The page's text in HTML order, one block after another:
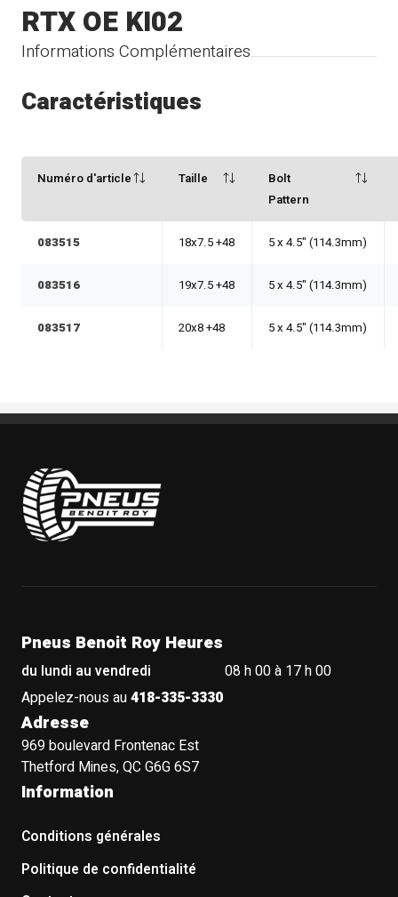
Informations Complémentaires
RTX OE KI02
Caractéristiques
Numéro d'article Taille
Bolt
Pattern
083515 18x7.5 +48 5 x 4.5" (114.3mm)
083516 19x7.5 +48 5 x 4.5" (114.3mm)
083517 20x8 +48 5 x 4.5" (114.3mm)
Pneus Benoit Roy
Pneus Benoit Roy Heures
du lundi au vendredi
08 h 00 à 17 h 00
Appelez-nous au418-335-3330
Adresse
969 boulevard Frontenac Est
Thetford Mines, QC G6G 6S7
Information
Conditions générales
Politique de confidentialité